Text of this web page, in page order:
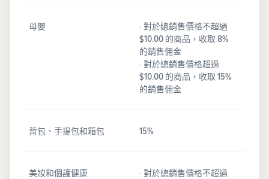
母嬰
· 對於總銷售價格不超過
$10.00 的商品，收取 8%
的銷售佣金
· 對於總銷售價格超過
$10.00 的商品，收取 15%
的銷售佣金
背包、手提包和箱包 15%
美妝和個護健康
· 對於總銷售價格不超過